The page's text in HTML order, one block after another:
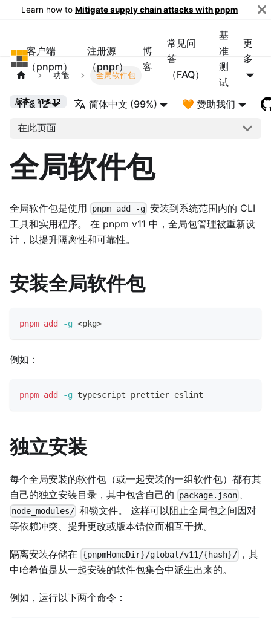
Learn how to Mitigate supply chain attacks with pnpm
pnpm
客户端
（pnpm）
注册源
（pnpr）
博
客
常见问
答
（FAQ）
基
准
测
试
更
多
11 & 12 简体中文 (99%) 🧡 赞助我们
功能 全局软件包
版本：11 & 12
在此页面
全局软件包
全局软件包是使用 pnpm add -g 安装到系统范围内的 CLI
工具和实用程序。 在 pnpm v11 中，全局包管理被重新设
计，以提升隔离性和可靠性。
安装全局软件包
pnpm add -g <pkg>
例如：
pnpm add -g typescript prettier eslint
独立安装
每个全局安装的软件包（或一起安装的一组软件包）都有其
自己的独立安装目录，其中包含自己的
package.json
node_modules/ 和锁文件。 这样可以阻止全局包之间因对
等依赖冲突、提升更改或版本错位而相互干扰。
隔离安装存储在 {pnpmHomeDir}/global/v11/{hash}/
，其
中哈希值是从一起安装的软件包集合中派生出来的。
例如，运行以下两个命令：